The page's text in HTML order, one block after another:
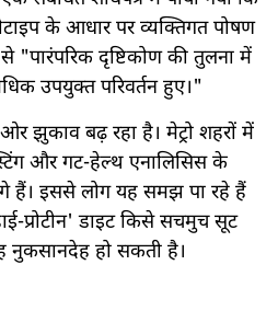
के आधार पर व्यक्तिगत पोषण
"पारंपरिक दृष्टिकोण की तुलना में
उपयुक्त परिवर्तन हुए।"
झुकाव बढ़ रहा है। मेट्रो शहरों में
और गट-हेल्थ एनालिसिस के
हैं। इससे लोग यह समझ पा रहे हैं
प्रोटीन' डाइट किसे सचमुच सूट
हो सकती है।